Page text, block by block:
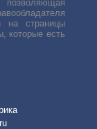
на страницы
которые есть